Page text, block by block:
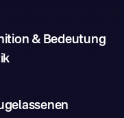
& Bedeutung